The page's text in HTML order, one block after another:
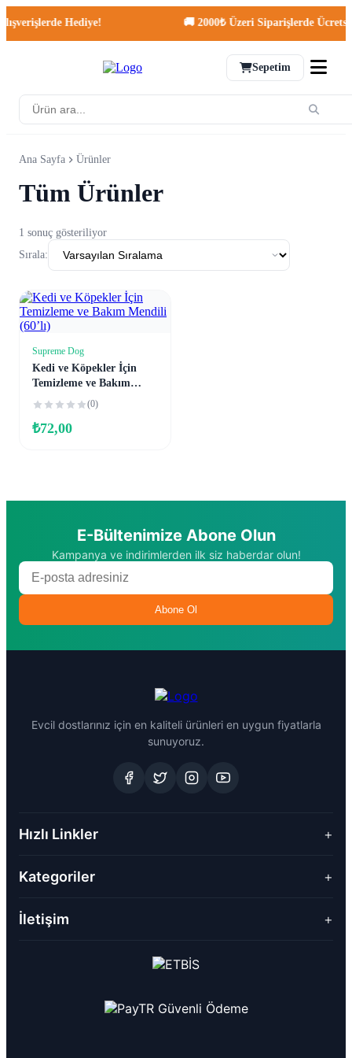
Hediye! 🚚 2000₺ Üzeri Siparişlerde Ücretsiz
Sepetim
Ana Sayfa Ürünler
Tüm Ürünler
1 sonuç gösteriliyor
Sırala:
Sepete Ekle
Supreme Dog
Kedi ve Köpekler İçin
Temizleme ve Bakım
Mendili (60’lı)
(0)
₺72,00
E-Bültenimize Abone Olun
Kampanya ve indirimlerden ilk siz haberdar olun!
Abone Ol
Evcil dostlarınız için en kaliteli ürünleri en uygun fiyatlarla
sunuyoruz.
Hızlı Linkler +
Kategoriler +
İletişim +